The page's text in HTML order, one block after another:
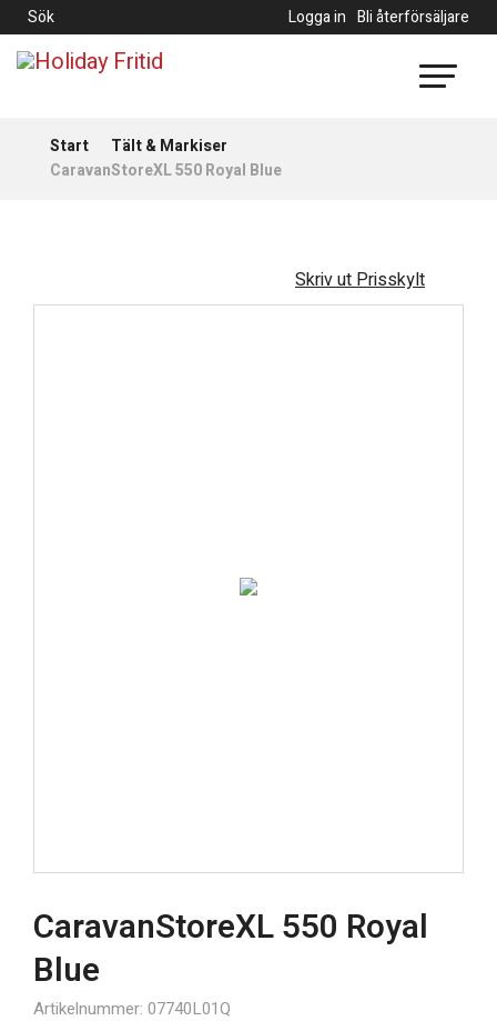
Sök Logga in Bli återförsäljare
Start
Tält & Markiser
CaravanStoreXL 550 Royal Blue
Skriv ut Prisskylt
CaravanStoreXL 550 Royal
Blue
Artikelnummer: 07740L01Q